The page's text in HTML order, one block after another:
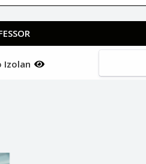
Izolan